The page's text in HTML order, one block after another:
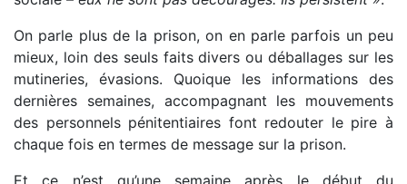
On parle plus de la prison, on en parle parfois un peu
mieux, loin des seuls faits divers ou déballages sur les
mutineries, évasions. Quoique les informations des
dernières semaines, accompagnant les mouvements
des personnels pénitentiaires font redouter le pire à
chaque fois en termes de message sur la prison.